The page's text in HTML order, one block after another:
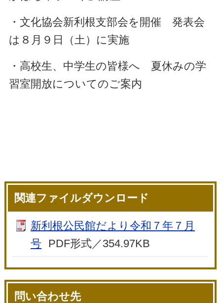
・文化協会新利根支部会を開催 発表会
は８月９日（土）に実施
・高校生、中学生の皆様へ 夏休みの学
習室開放についてのご案内
関連ファイルダウンロード
新利根公民館だより令和７年７月
号 PDF形式／354.97KB
問い合わせ先